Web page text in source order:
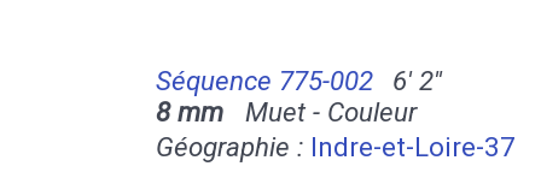
Séquence 775-002
6' 2''
8 mm Muet - Couleur
Géographie : Indre-et-Loire-37